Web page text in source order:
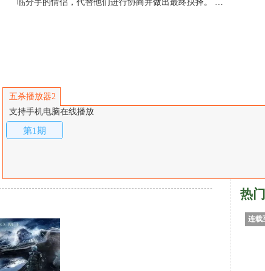
临分手的情侣，代替他们进行协商并做出最终抉择。 …
五杀播放器2
支持手机电脑在线播放
第1期
热
连载